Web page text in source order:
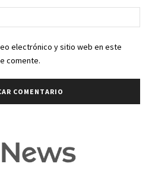
electrónico y sitio web en este
comente.